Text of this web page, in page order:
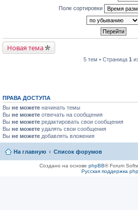
Поле сортировки
Новая тема
5 тем • Страница 1
ПРАВА ДОСТУПА
Вы не можете начинать темы
Вы не можете отвечать на сообщения
Вы не можете редактировать свои сообщения
Вы не можете удалять свои сообщения
Вы не можете добавлять вложения
На главную Список форумов
Создано на основе phpBB® Forum
Русская поддержка